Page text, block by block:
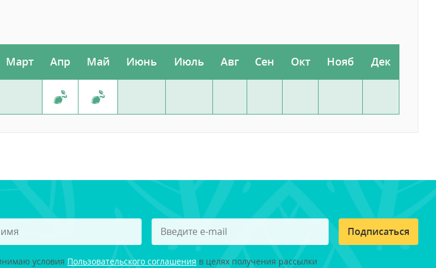
Март Апр Май Июнь Июль Авг Сен Окт Нояб Дек
Подписаться
условия Пользовательского соглашения в целях получения рассылки